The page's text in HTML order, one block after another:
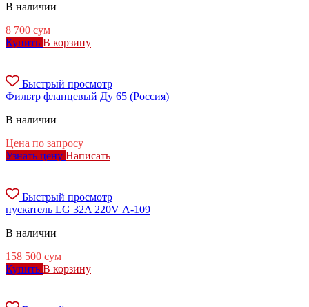
В наличии
8 700 сум
Купить В корзину
Быстрый просмотр
Фильтр фланцевый Ду 65 (Россия)
В наличии
Цена по запросу
Узнать цену Написать
Быстрый просмотр
пускатель LG 32A 220V А-109
В наличии
158 500 сум
Купить В корзину